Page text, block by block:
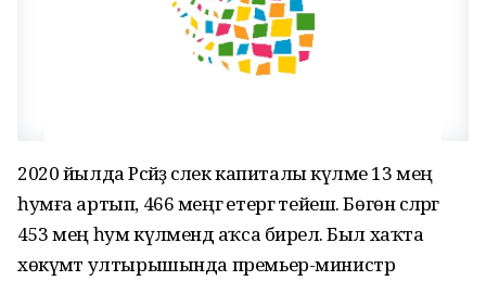
2020 йылда Рәсәйҙә әсәлек капиталы күләме 13 мең
һумға артып, 466 меңгә етергә тейеш. Бөгөн әсәләргә
453 мең һум күләмендә аҡса бирелә. Был хаҡта
хөкүмәт ултырышында премьер-министр